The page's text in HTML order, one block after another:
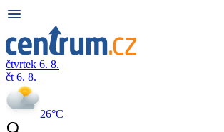
čtvrtek 6. 8.
čt 6. 8.
26°C